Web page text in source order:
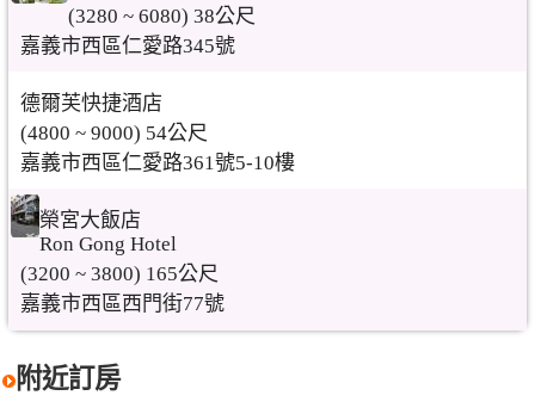
(3280 ~ 6080) 38公尺
嘉義市西區仁愛路345號
德爾芙快捷酒店
(4800 ~ 9000) 54公尺
嘉義市西區仁愛路361號5-10樓
榮宮大飯店
Ron Gong Hotel
(3200 ~ 3800) 165公尺
嘉義市西區西門街77號
附近訂房